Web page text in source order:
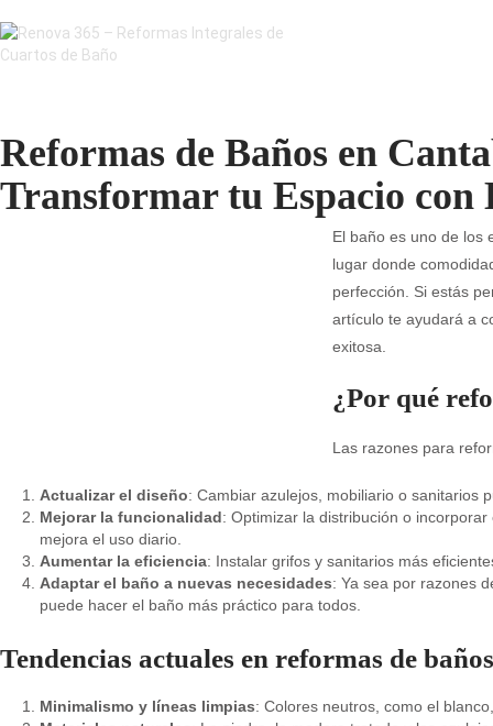
Reformas de Baños en
Transformar tu Espacio con
El baño es uno de los
lugar donde
perfección. Si estás
artículo te ayudará a
exitosa.
¿Por qué
Las razones para
Actualizar el diseño: Cambiar azulejos, mobiliario o sanitarios
Mejorar la funcionalidad: Optimizar la distribución o
mejora el uso diario.
Aumentar la eficiencia: Instalar grifos y sanitarios más
Adaptar el baño a nuevas necesidades: Ya sea por razones
puede hacer el baño más práctico para todos.
Tendencias actuales en reformas de baños
Minimalismo y líneas limpias: Colores neutros, como el